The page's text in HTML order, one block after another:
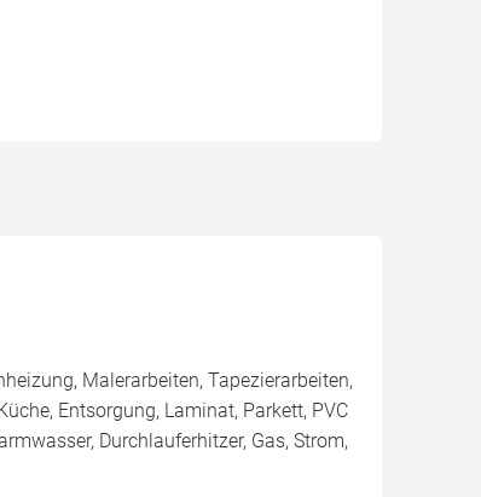
Malerarbeiten, Tapezierarbeiten,
Entsorgung, Laminat, Parkett, PVC
Durchlauferhitzer, Gas, Strom,